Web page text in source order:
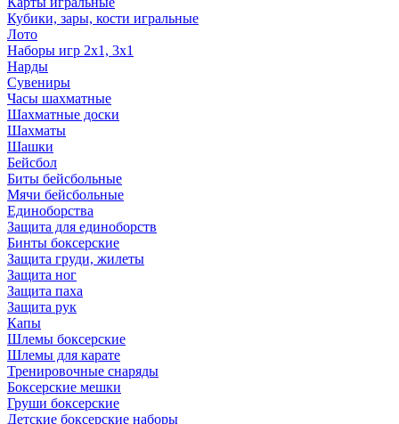
Кубики, зары, кости игральные
Лото
Наборы игр 2х1, 3х1
Нарды
Сувениры
Часы шахматные
Шахматные доски
Шахматы
Шашки
Бейсбол
Биты бейсбольные
Мячи бейсбольные
Единоборства
Защита для единоборств
Бинты боксерские
Защита груди, жилеты
Защита ног
Защита паха
Защита рук
Капы
Шлемы боксерские
Шлемы для карате
Тренировочные снаряды
Боксерские мешки
Груши боксерские
Детские боксерские наборы